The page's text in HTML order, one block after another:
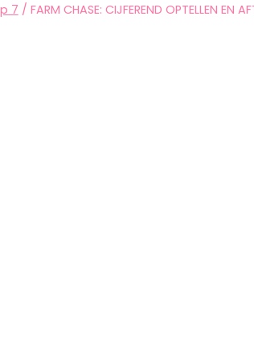
7 / FARM CHASE: CIJFEREND OPTELLEN EN